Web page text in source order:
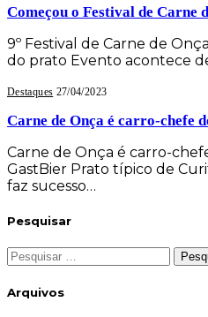
Começou o Festival de Carne
9º Festival de Carne de
do prato Evento acontece
Destaques 27/04/2023
Carne de Onça é carro-chefe
Carne de Onça é carro-
GastBier Prato típico de
faz sucesso…
Pesquisar
Pesquisar
por:
Arquivos